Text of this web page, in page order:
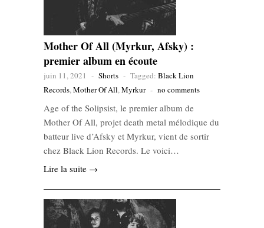
Mother Of All (Myrkur, Afsky) :
premier album en écoute
juin 11, 2021 - Shorts - Tagged: Black Lion
Records,Mother Of All,Myrkur - no comments
Age of the Solipsist, le premier album de
Mother Of All, projet death metal mélodique du
batteur live d’Afsky et Myrkur, vient de sortir
chez Black Lion Records. Le voici…
Lire la suite →